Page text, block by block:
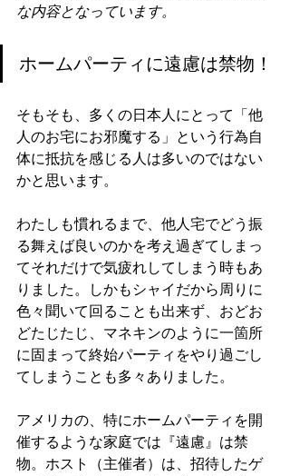
な内容となっています。
ホームパーティに遠慮は禁物！
そもそも、多くの日本人にとって「他
人のお宅にお邪魔する」という行為自
体に抵抗を感じる人は多いのではない
かと思います。
わたしも慣れるまで、他人宅でどう振
る舞えば良いのかを考え過ぎてしまっ
てそれだけで気疲れしてしまう時もあ
りました。しかもシャイだから周りに
色々聞いて回ることも出来ず、おどお
どたじたじ、マネキンのように一箇所
に固まって終始パーティをやり過ごし
てしまうことも多々ありました。
アメリカの、特にホームパーティを開
催するような家庭では『遠慮』は禁
物。ホスト（主催者）は、招待したゲ